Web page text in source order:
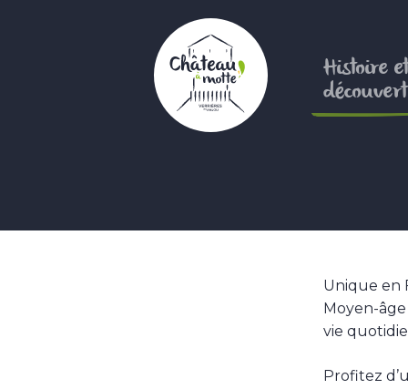
Histoire
Unique en
Moyen-
vie
Profitez